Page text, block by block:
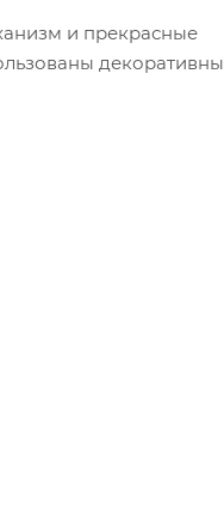
и прекрасные